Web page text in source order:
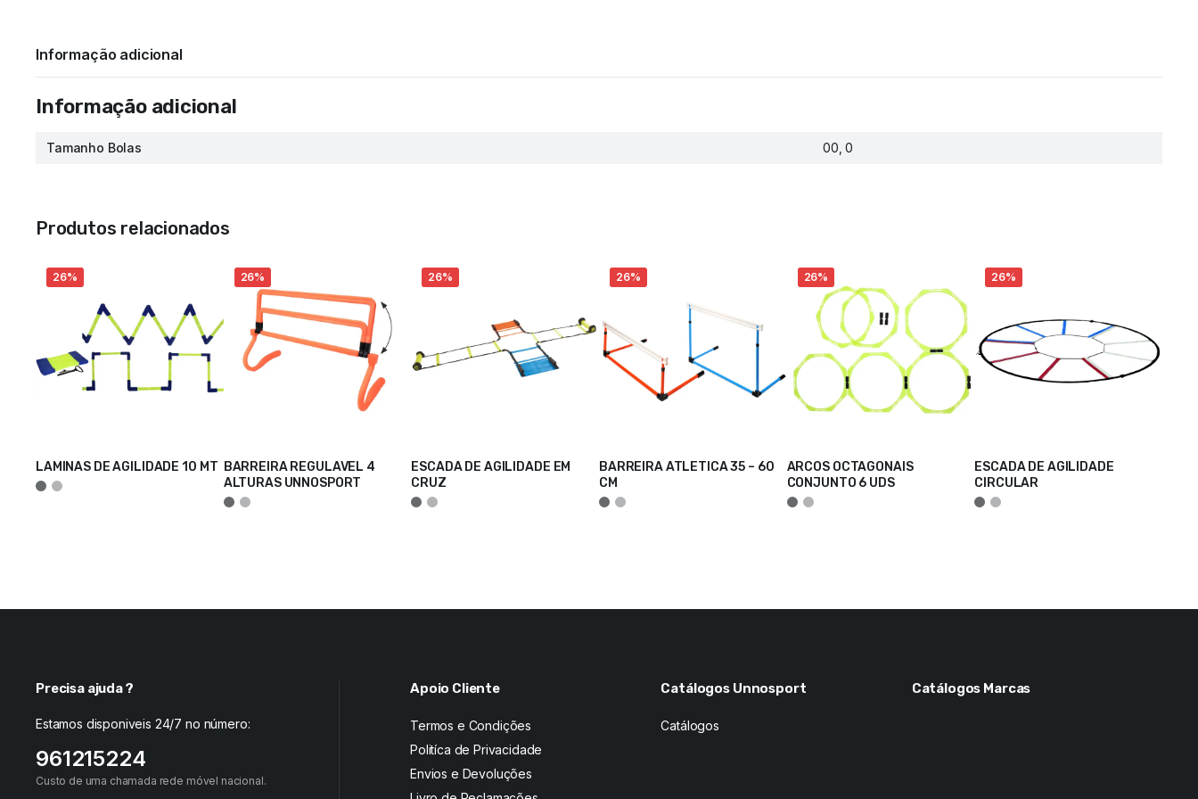
Informação adicional
Informação adicional
Tamanho Bolas 00, 0
Produtos relacionados
26%
LAMINAS DE AGILIDADE 10 MT
ADICIONAR
26%
BARREIRA REGULAVEL 4
ALTURAS UNNOSPORT
ADICIONAR
26%
ESCADA DE AGILIDADE EM
CRUZ
ADICIONAR
26%
BARREIRA ATLETICA 35 – 60
CM
ADICIONAR
26%
ARCOS OCTAGONAIS
CONJUNTO 6 UDS
ADICIONAR
26%
ESCADA DE AGILIDADE
CIRCULAR
ADICIONAR
Precisa ajuda ?
Estamos disponiveis 24/7 no número:
961215224
Custo de uma chamada rede móvel nacional.
Apoio Cliente
Termos e Condições
Politíca de Privacidade
Envios e Devoluções
Catálogos Unnosport
Catálogos
Catálogos Marcas